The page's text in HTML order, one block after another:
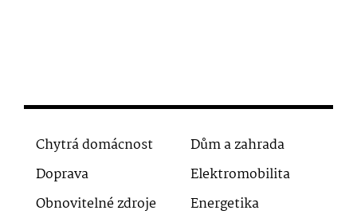
Chytrá domácnost
Dům a zahrada
Doprava
Elektromobilita
Obnovitelné zdroje
Energetika